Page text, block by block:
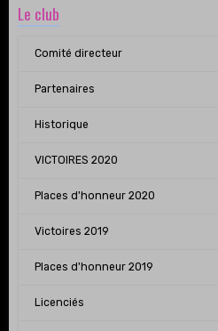
Le club
Comité directeur
Partenaires
Historique
VICTOIRES 2020
Places d'honneur 2020
Victoires 2019
Places d'honneur 2019
Licenciés